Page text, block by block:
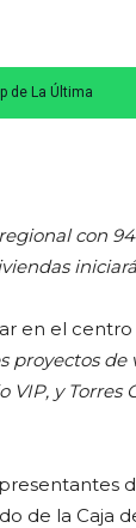
de La Última
con
en el
VIP, y
de la Caja